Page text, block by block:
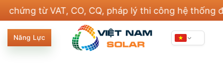
nội
dung
từ VAT, CO, CQ, pháp lý thi công hệ thống điện
Năng Lực